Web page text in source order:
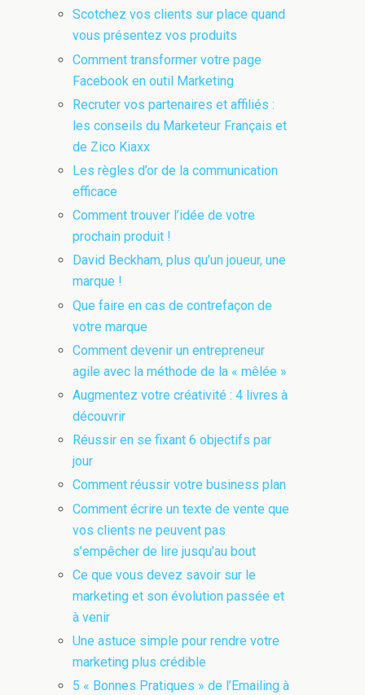
Scotchez vos clients sur place quand
vous présentez vos produits
Comment transformer votre page
Facebook en outil Marketing
Recruter vos partenaires et affiliés :
les conseils du Marketeur Français et
de Zico Kiaxx
Les règles d’or de la communication
efficace
Comment trouver l’idée de votre
prochain produit !
David Beckham, plus qu’un joueur, une
marque !
Que faire en cas de contrefaçon de
votre marque
Comment devenir un entrepreneur
agile avec la méthode de la « mêlée »
Augmentez votre créativité : 4 livres à
découvrir
Réussir en se fixant 6 objectifs par
jour
Comment réussir votre business plan
Comment écrire un texte de vente que
vos clients ne peuvent pas
s’empêcher de lire jusqu’au bout
Ce que vous devez savoir sur le
marketing et son évolution passée et
à venir
Une astuce simple pour rendre votre
marketing plus crédible
5 « Bonnes Pratiques » de l’Emailing à